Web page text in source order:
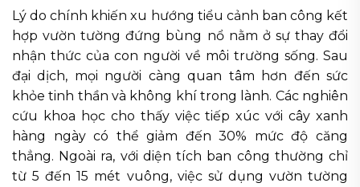
Lý do chính khiến xu hướng tiểu cảnh ban công kết
hợp vườn tường đứng bùng nổ nằm ở sự thay đổi
nhận thức của con người về môi trường sống. Sau
đại dịch, mọi người càng quan tâm hơn đến sức
khỏe tinh thần và không khí trong lành. Các nghiên
cứu khoa học cho thấy việc tiếp xúc với cây xanh
hàng ngày có thể giảm đến 30% mức độ căng
thẳng. Ngoài ra, với diện tích ban công thường chỉ
từ 5 đến 15 mét vuông, việc sử dụng vườn tường